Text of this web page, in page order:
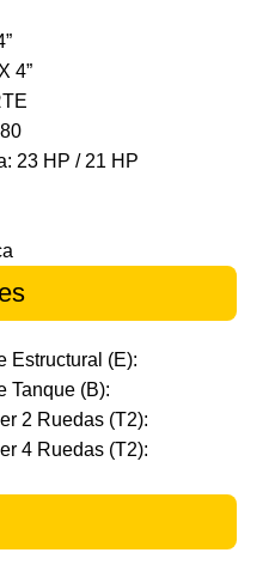
4”
23 HP / 21 HP
Estructural (E):
Tanque (B):
2 Ruedas (T2):
4 Ruedas (T2):